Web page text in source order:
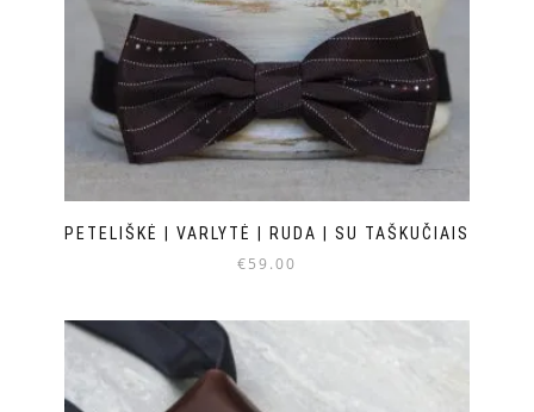
PETELIŠKĖ | VARLYTĖ | RUDA | SU TAŠKUČIAIS
€59.00